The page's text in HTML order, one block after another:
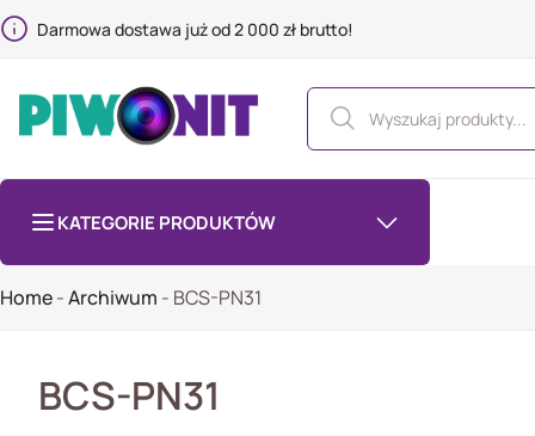
Darmowa dostawa już od 2 000 zł brutto!
KATEGORIE PRODUKTÓW
Home-Archiwum - BCS-PN31
BCS-PN31